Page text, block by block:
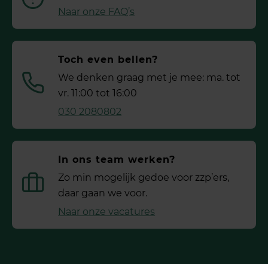
Naar onze FAQ’s
Toch even bellen?
We denken graag met je mee: ma. tot
vr. 11:00 tot 16:00
030 2080802
In ons team werken?
Zo min mogelijk gedoe voor ­zzp’ers,
daar gaan we voor.
Naar onze vacatures